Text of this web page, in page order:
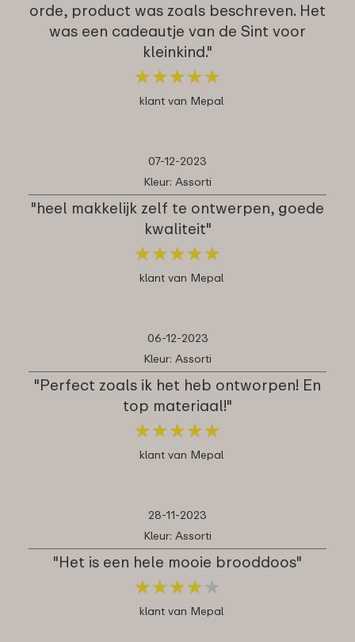
orde, product was zoals beschreven. Het
was een cadeautje van de Sint voor
kleinkind."
★★★★★
★★★★★
klant van Mepal
07-12-2023
Kleur: Assorti
"heel makkelijk zelf te ontwerpen, goede
kwaliteit"
★★★★★
★★★★★
klant van Mepal
06-12-2023
Kleur: Assorti
"Perfect zoals ik het heb ontworpen! En
top materiaal!"
★★★★★
★★★★★
klant van Mepal
28-11-2023
Kleur: Assorti
"Het is een hele mooie brooddoos"
★★★★ ★
★★★★ ★
klant van Mepal